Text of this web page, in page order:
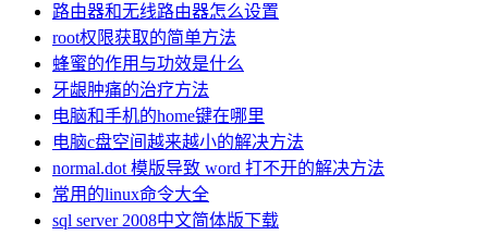
路由器和无线路由器怎么设置
root权限获取的简单方法
蜂蜜的作用与功效是什么
牙龈肿痛的治疗方法
电脑和手机的home键在哪里
电脑c盘空间越来越小的解决方法
normal.dot 模版导致 word 打不开的解决方法
常用的linux命令大全
sql server 2008中文简体版下载